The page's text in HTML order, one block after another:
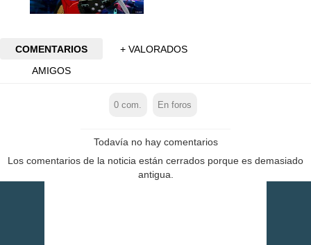
COMENTARIOS
+ VALORADOS
AMIGOS
0 com. En foros
Todavía no hay comentarios
Los comentarios de la noticia están cerrados porque es demasiado
antigua.